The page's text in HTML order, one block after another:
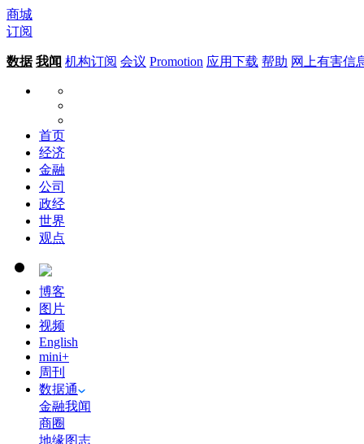
商城
订阅
数据 我闻 机构订阅 会议 Promotion 应用下载 帮助 网上有害信
首页
经济
金融
公司
政经
世界
观点
博客
图片
视频
English
mini+
周刊
数据通
金融我闻
商圈
地缘图志